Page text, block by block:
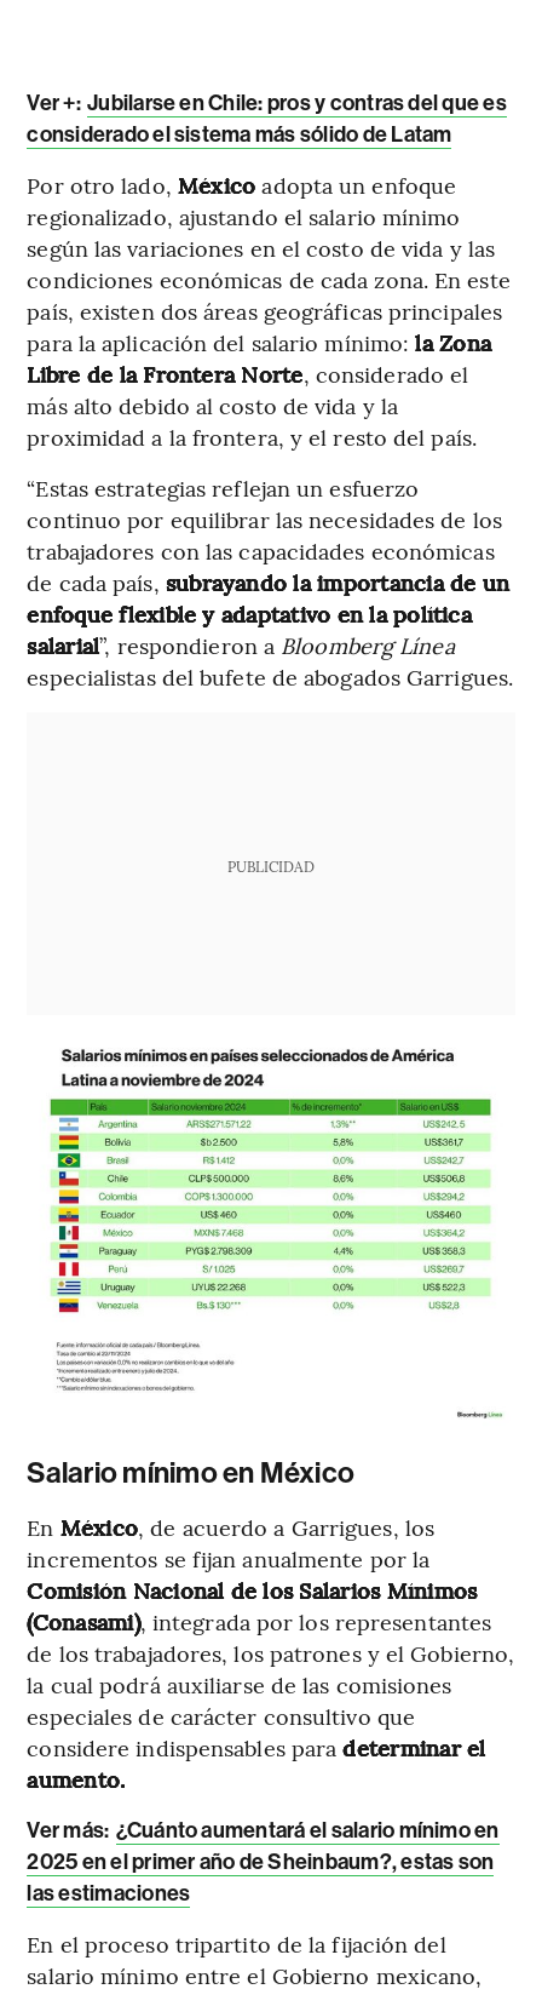
Ver +: Jubilarse en Chile: pros y contras del que es
considerado el sistema más sólido de Latam
Por otro lado, México adopta un enfoque
regionalizado, ajustando el salario mínimo
según las variaciones en el costo de vida y las
condiciones económicas de cada zona. En este
país, existen dos áreas geográficas principales
para la aplicación del salario mínimo: la Zona
Libre de la Frontera Norte, considerado el
más alto debido al costo de vida y la
proximidad a la frontera, y el resto del país.
“Estas estrategias reflejan un esfuerzo
continuo por equilibrar las necesidades de los
trabajadores con las capacidades económicas
de cada país, subrayando la importancia de un
enfoque flexible y adaptativo en la política
salarial”, respondieron a Bloomberg Línea
especialistas del bufete de abogados Garrigues.
PUBLICIDAD
Salario mínimo en México
En México, de acuerdo a Garrigues, los
incrementos se fijan anualmente por la
Comisión Nacional de los Salarios Mínimos
(Conasami), integrada por los representantes
de los trabajadores, los patrones y el Gobierno,
la cual podrá auxiliarse de las comisiones
especiales de carácter consultivo que
considere indispensables paradeterminar el
aumento.
Ver más: ¿Cuánto aumentará el salario mínimo en
2025 en el primer año de Sheinbaum?, estas son
las estimaciones
En el proceso tripartito de la fijación del
salario mínimo entre el Gobierno mexicano,